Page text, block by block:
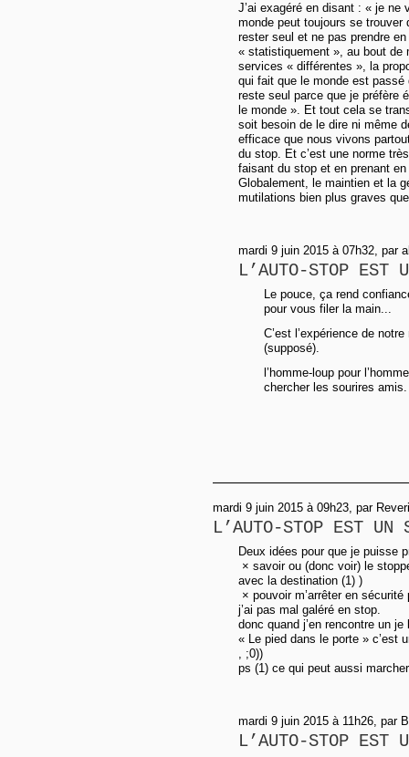
J’ai exagéré en disant : « je
monde peut toujours se trouver
rester seul et ne pas prendre
« statistiquement », au bout de
services « différentes », la
qui fait que le monde est
reste seul parce que je préfère
le monde ». Et tout cela se
soit besoin de le dire ni même
efficace que nous vivons
du stop. Et c’est une norme
faisant du stop et en prenant
Globalement, le maintien et la
mutilations bien plus graves
mardi 9 juin 2015 à 07h32, par
L’AUTO-STOP EST
Le pouce, ça rend
pour vous filer la main...
C’est l’expérience de
(supposé).
l’homme-loup pour
chercher les sourires amis.
mardi 9 juin 2015 à 09h23, par
L’AUTO-STOP EST UN
Deux idées pour que je puisse
× savoir ou (donc voir) le
avec la destination (1) )
× pouvoir m’arrêter en sécurité
j’ai pas mal galéré en stop.
donc quand j’en rencontre un je
« Le pied dans le porte » c’est
, ;0))
ps (1) ce qui peut aussi
mardi 9 juin 2015 à 11h26, par B
L’AUTO-STOP EST